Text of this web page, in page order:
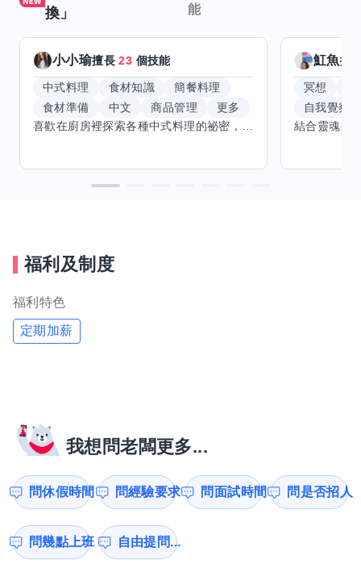
換」
能
小小瑜擅長23 個技能
中式料理 食材知識
簡餐料理
食材準備
中文 商品管理
更多
魟魚擅
冥想
自我覺察
福利及制度
福利特色
定期加薪
我想問老闆更多...
問休假時間 問經驗要求 問面試時間 問是否招人
問幾點上班 自由提問...